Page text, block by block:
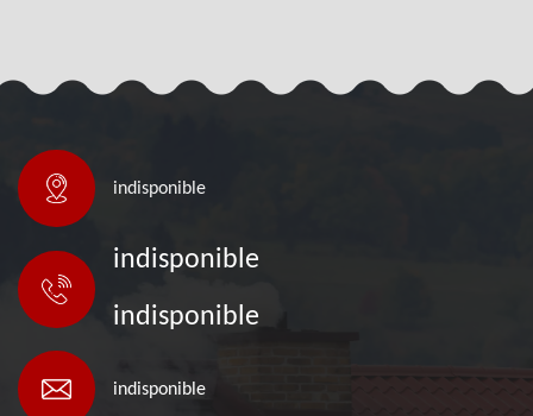
indisponible
indisponible
indisponible
indisponible